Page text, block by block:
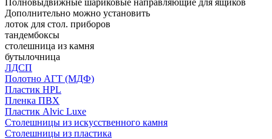
Дополнительно можно установить
лоток для стол. приборов
тандембоксы
столешница из камня
бутылочница
ЛДСП
Полотно АГТ (МДФ)
Пластик HPL
Пленка ПВХ
Пластик Alvic Luxe
Столешницы из искусственного камня
Столешницы из пластика